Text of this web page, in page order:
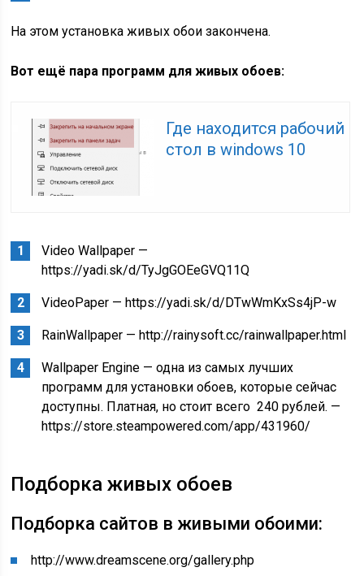
На этом установка живых обои закончена.
Вот ещё пара программ для живых обоев:
Где находится рабочий
стол в windows 10
Video Wallpaper —
https://yadi.sk/d/TyJgGOEeGVQ11Q
VideoPaper — https://yadi.sk/d/DTwWmKxSs4jP-w
RainWallpaper — http://rainysoft.cc/rainwallpaper.html
Wallpaper Engine — одна из самых лучших
программ для установки обоев, которые сейчас
доступны. Платная, но стоит всего 240 рублей. —
https://store.steampowered.com/app/431960/
Подборка живых обоев
Подборка сайтов в живыми обоими:
http://www.dreamscene.org/gallery.php